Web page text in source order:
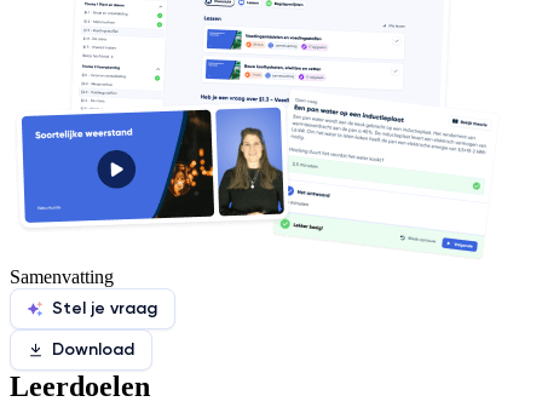
Samenvatting
Stel je vraag
Download
Leerdoelen